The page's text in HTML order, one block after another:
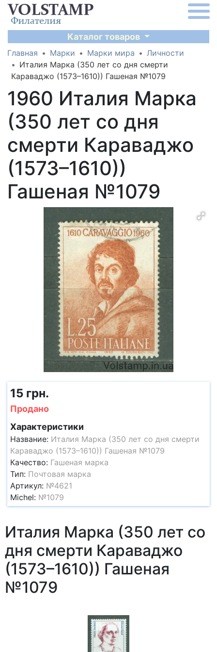
Каталог товаров
Главная Марки Марки мира
Личности
Италия Марка (350 лет со дня смерти
Караваджо (1573–1610)) Гашеная №1079
1960 Италия Марка
(350 лет со дня
смерти Караваджо
(1573–1610))
Гашеная №1079
15 грн.
Продано
Характеристики
Название: Италия Марка (350 лет со дня смерти
Караваджо (1573–1610)) Гашеная №1079
Качество: Гашеная марка
Тип: Почтовая марка
Артикул: №4621
Michel: №1079
Италия Марка (350 лет со
дня смерти Караваджо
(1573–1610)) Гашеная
№1079